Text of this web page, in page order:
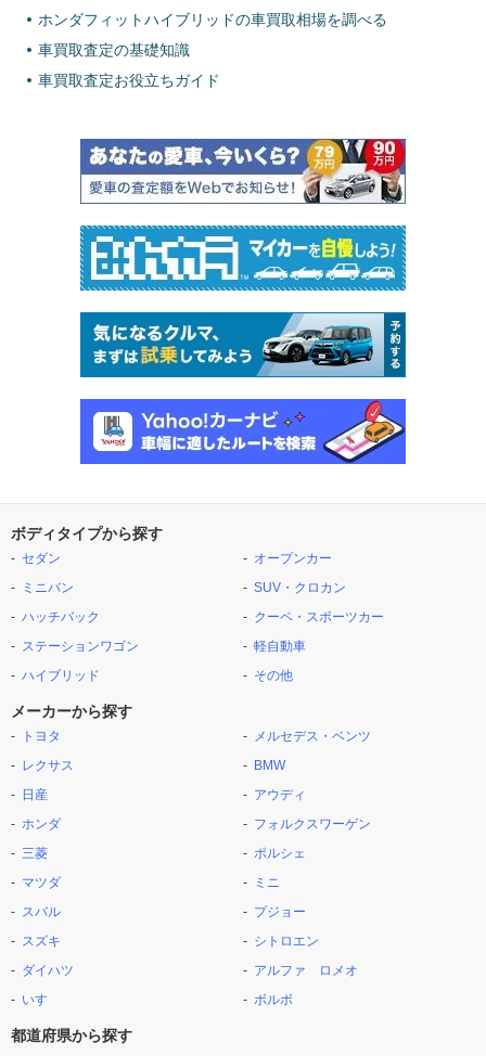
ホンダフィットハイブリッドの車買取相場を調べる
車買取査定の基礎知識
車買取査定お役立ちガイド
ボディタイプから探す
セダン
ミニバン
ハッチバック
ステーションワゴン
ハイブリッド
オープンカー
SUV・クロカン
クーペ・スポーツカー
軽自動車
その他
メーカーから探す
トヨタ
レクサス
日産
ホンダ
三菱
マツダ
スバル
スズキ
ダイハツ
いすゞ
メルセデス・ベンツ
BMW
アウディ
フォルクスワーゲン
ポルシェ
ミニ
プジョー
シトロエン
アルファ ロメオ
ボルボ
都道府県から探す